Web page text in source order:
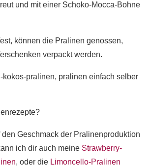
und mit einer Schoko-Mocca-Bohne
können die Pralinen genossen,
verpackt werden.
Geschmack der Pralinenproduktion
ich dir auch meine Strawberry-
, oder die Limoncello-Pralinen